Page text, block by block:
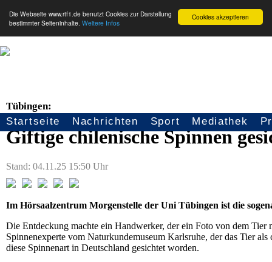
Cookies akzeptieren
Die Webseite www.rtf1.de benutzt Cookies zur Darstellung
bestimmter Seiteninhalte. Weitere Infos
Seitennavigation
Startseite Nachrichten Sport Mediathek
Tübingen:
Giftige chilenische Spinnen
Stand: 04.11.25 15:50 Uhr
Im Hörsaalzentrum Morgenstelle der Uni Tübingen ist die
Die Entdeckung machte ein Handwerker, der ein Foto von dem
Spinnenexperte vom Naturkundemuseum Karlsruhe, der das Tier
diese Spinnenart in Deutschland gesichtet worden.